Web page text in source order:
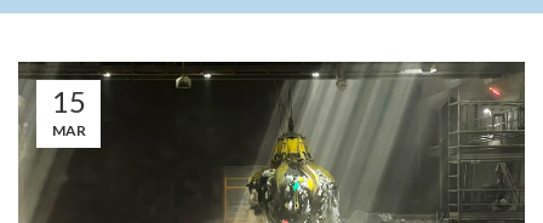
15
MAR